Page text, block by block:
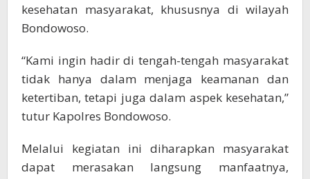
kesehatan masyarakat, khususnya di wilayah
Bondowoso.
“Kami ingin hadir di tengah-tengah masyarakat
tidak hanya dalam menjaga keamanan dan
ketertiban, tetapi juga dalam aspek kesehatan,”
tutur Kapolres Bondowoso.
Melalui kegiatan ini diharapkan masyarakat
dapat merasakan langsung manfaatnya,